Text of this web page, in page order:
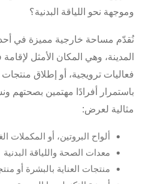
وموجهة نحو اللياقة البدنية؟
نُقدّم مساحة خارجية مميزة في أحد
المدينة، وهي المكان الأمثل
فعاليات ترويجية، أو إطلاق
باستمرار أفرادًا مهتمين بصحتهم
مثالية لعرض:
ألواح البروتين، أو المكملات
معدات الصحة واللياقة البدنية
منتجات العناية بالبشرة أو